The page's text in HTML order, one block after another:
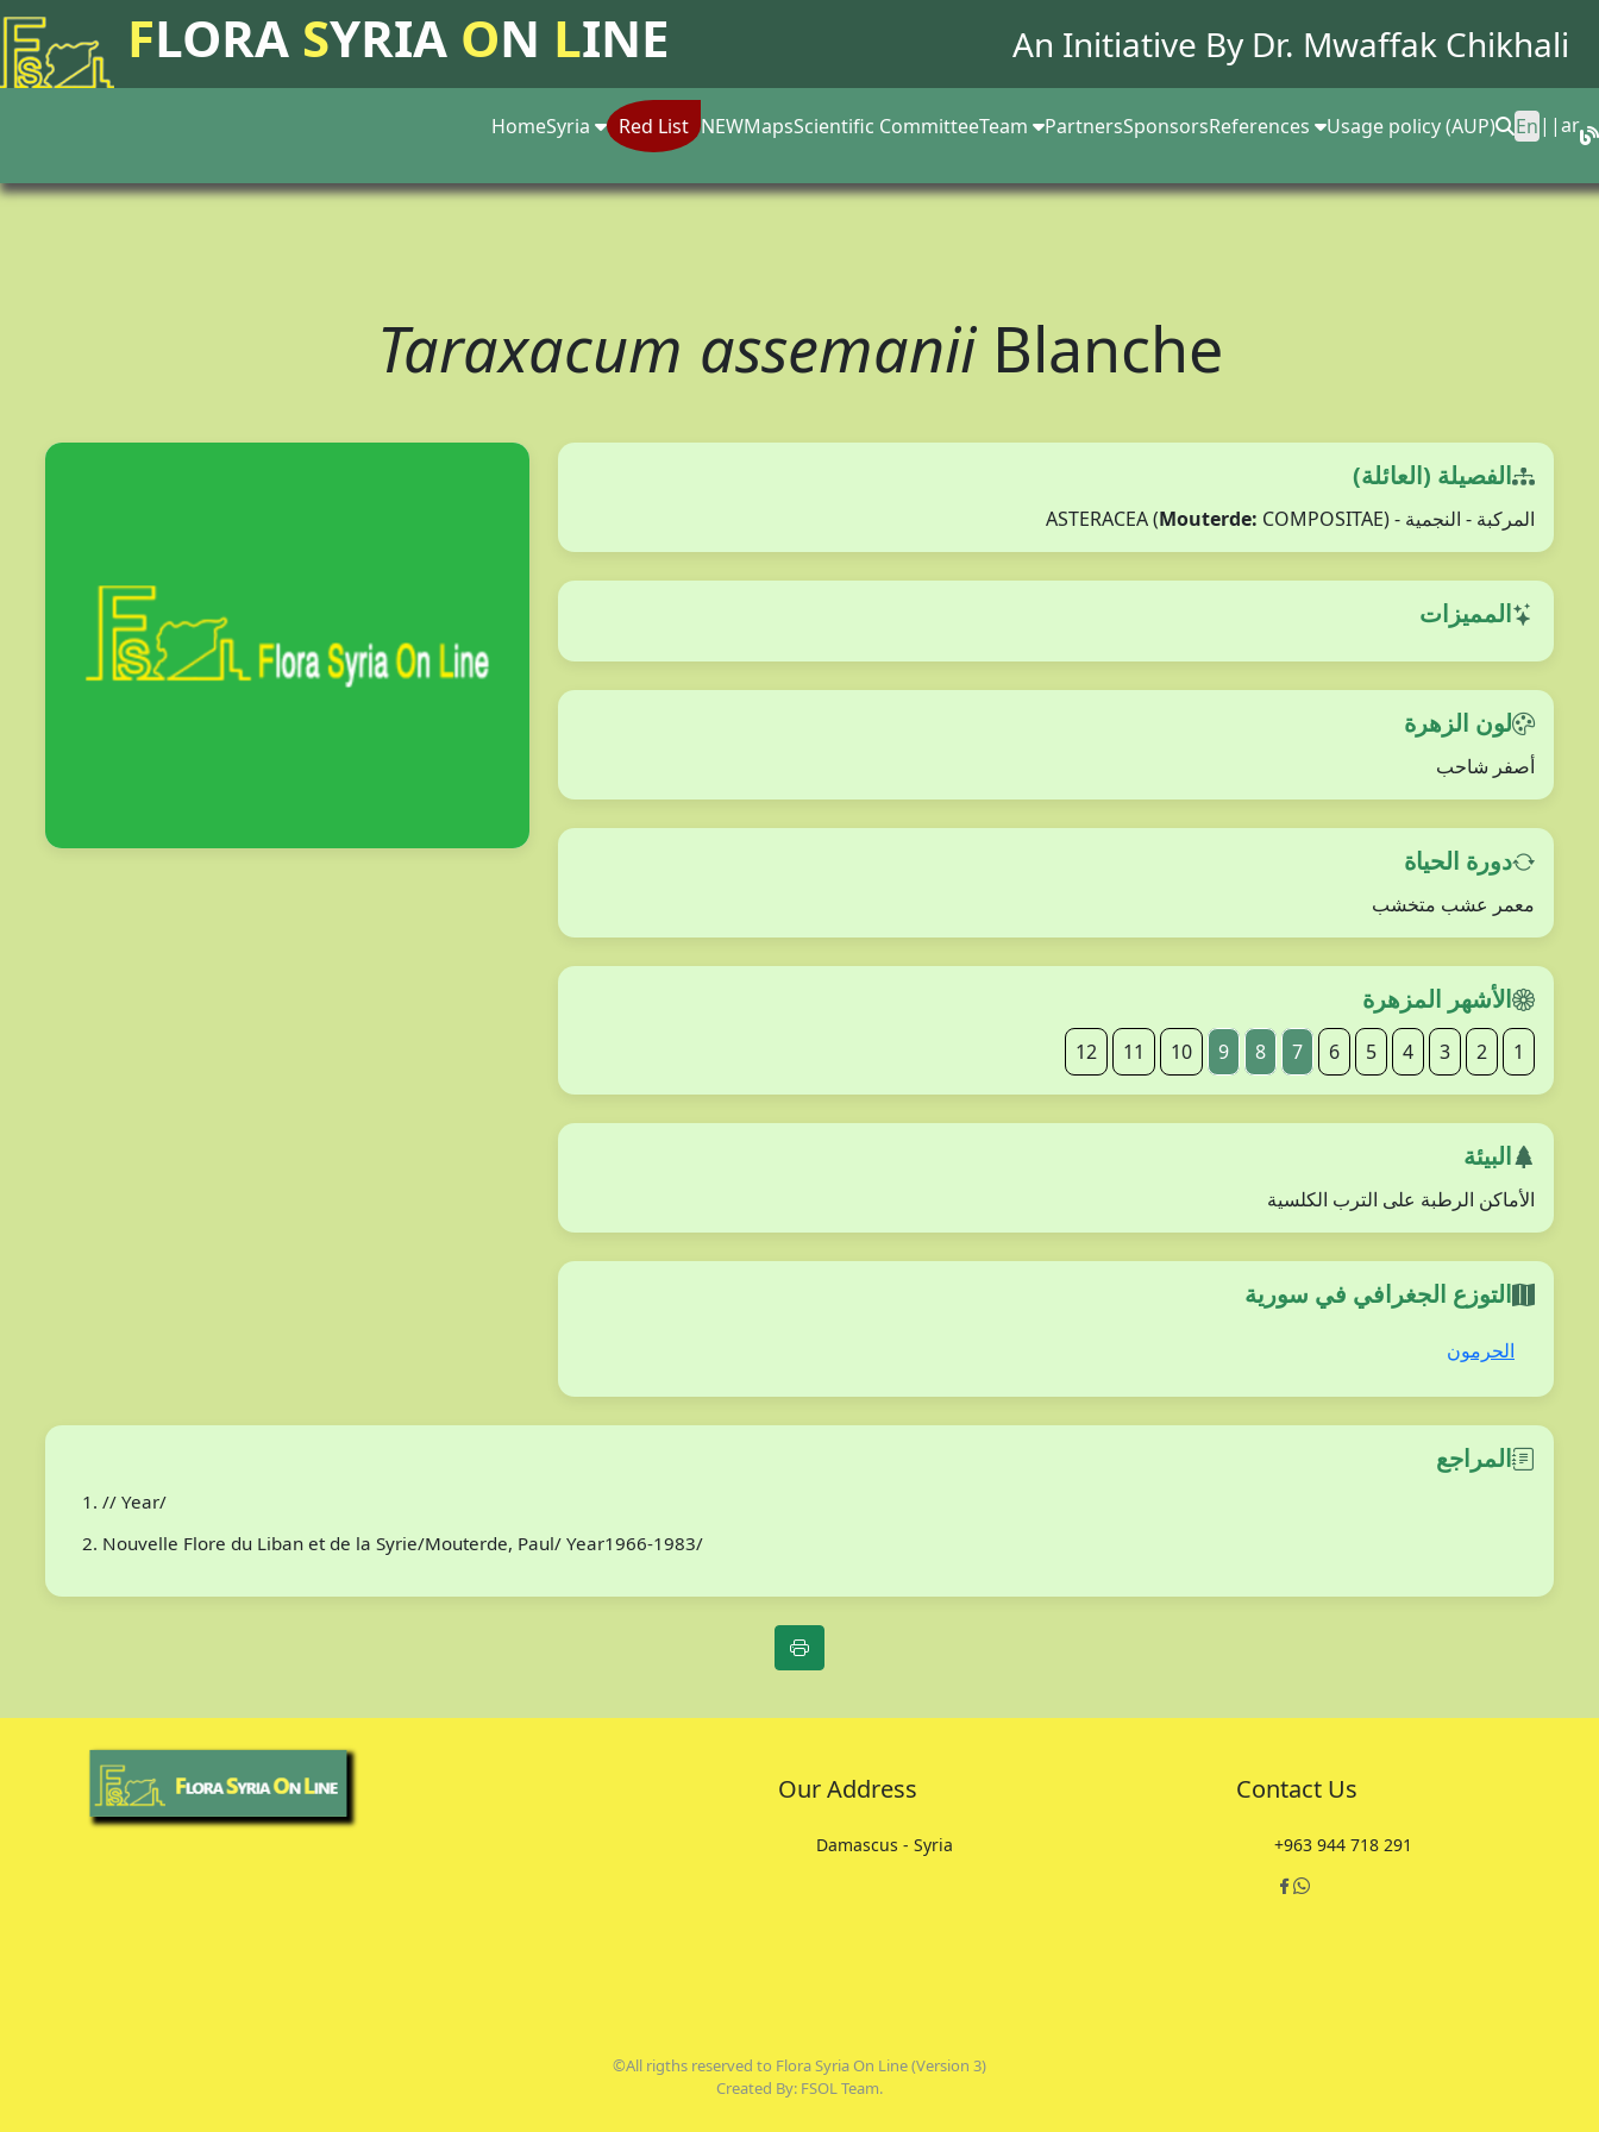
FLORA SYRIA ON LINE An Initiative By Dr. Mwaffak Chikhali
HomeSyria Red List NEWMapsScientific CommitteeTeam PartnersSponsorsReferences Usage policy (AUP) En ||ar
Taraxacum assemanii Blanche
الفصيلة (العائلة)
المركبة - النجمية - ASTERACEA ( Mouterde: COMPOSITAE)
المميزات
لون الزهرة
أصفر شاحب
دورة الحياة
معمر عشب متخشب
الأشهر المزهرة
1
2
3
4
5
6
7
8
9
10
11
12
البيئة
الأماكن الرطبة على الترب الكلسية
التوزع الجغرافي في سورية
الحرمون
المراجع
// Year/
Nouvelle Flore du Liban et de la Syrie/Mouterde, Paul/ Year1966-1983/
Our Address
Damascus - Syria
Contact Us
+963 944 718 291
©All rigths reserved to Flora Syria On Line (Version 3)
Created By: FSOL Team.